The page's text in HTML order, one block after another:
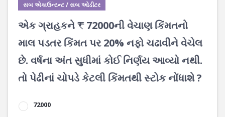
સબ એકાઉન્ટન્ટ / સબ ઓડીટર
એક ગ્રાહકને ₹ 72000ની વેચાણ કિંમતનો
માલ પડતર કિંમત પર 20% નફો ચઢાવીને વેચેલ
છે. વર્ષના અંત સુધીમાં કોઈ નિર્ણય આવ્યો નથી.
તો પેઢીનાં ચોપડે કેટલી કિંમતથી સ્ટોક નોંધાશે ?
72000